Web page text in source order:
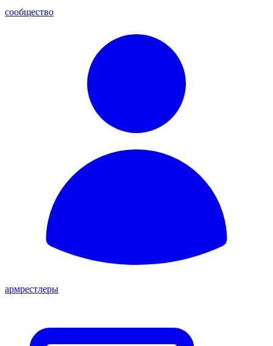
сообщество
армрестлеры